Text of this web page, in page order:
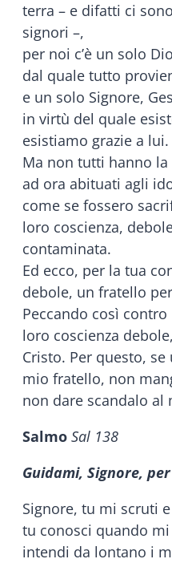
terra – e difatti ci
signori –,
per noi c’è un solo
dal quale tutto
e un solo Signore,
in virtù del quale
esistiamo grazie a lui.
Ma non tutti hanno
ad ora abituati agli
come se fossero
loro coscienza,
contaminata.
Ed ecco, per la tua
debole, un fratello
Peccando così
loro coscienza
Cristo. Per questo,
mio fratello, non
non dare scandalo al
Salmo Sal 138
Guidami, Signore,
Signore, tu mi scruti
tu conosci quando
intendi da lontano i